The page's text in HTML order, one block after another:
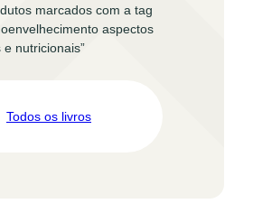
marcados com a tag
aspectos
e nutricionais”
Todos os livros